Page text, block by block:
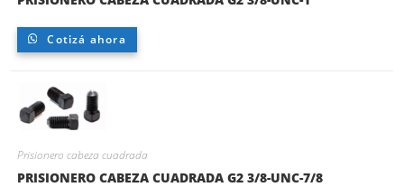
Cotizá ahora
Prisionero cabeza cuadrada
PRISIONERO CABEZA CUADRADA G2 3/8-UNC-7/8